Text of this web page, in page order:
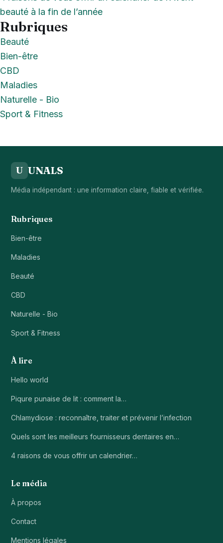
beauté à la fin de l’année
Rubriques
Beauté
Bien-être
CBD
Maladies
Naturelle - Bio
Sport & Fitness
U UNALS
Média indépendant : une information claire, fiable et vérifiée.
Rubriques
Bien-être
Maladies
Beauté
CBD
Naturelle - Bio
Sport & Fitness
À lire
Hello world
Piqure punaise de lit : comment la…
Chlamydiose : reconnaître, traiter et prévenir l’infection
Quels sont les meilleurs fournisseurs dentaires en…
4 raisons de vous offrir un calendrier…
Le média
À propos
Contact
Mentions légales